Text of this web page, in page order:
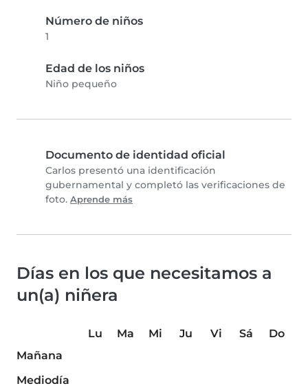
Número de niños
1
Edad de los niños
Niño pequeño
Documento de identidad oficial
Carlos presentó una identificación
gubernamental y completó las verificaciones de
foto. Aprende más
Días en los que necesitamos a
un(a) niñera
Lu Ma Mi Ju Vi Sá
Do
Mañana
Mediodía